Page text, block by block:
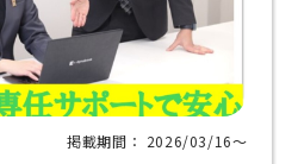
掲載期間： 2026/03/16〜